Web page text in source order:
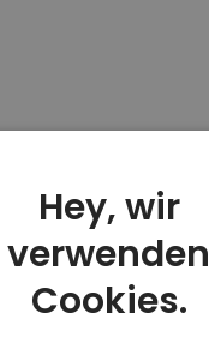
Hey, wir
verwenden
Cookies.